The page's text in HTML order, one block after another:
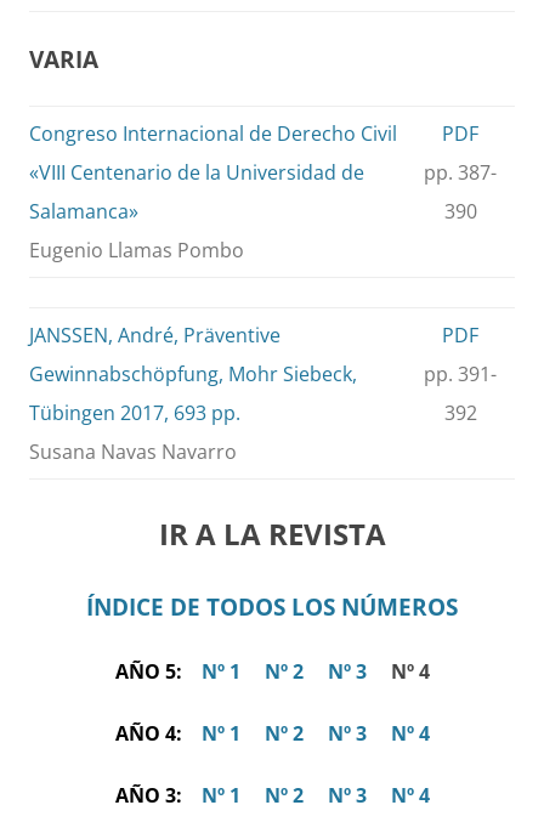
VARIA
Congreso Internacional de Derecho Civil
«VIII Centenario de la Universidad de
Salamanca»
Eugenio Llamas Pombo
PDF
pp. 387-
390
JANSSEN, André, Präventive
Gewinnabschöpfung, Mohr Siebeck,
Tübingen 2017, 693 pp.
Susana Navas Navarro
PDF
pp. 391-
392
IR A LA REVISTA
ÍNDICE DE TODOS LOS NÚMEROS
AÑO 5: Nº 1 Nº 2 Nº 3Nº 4
AÑO 4: Nº 1 Nº 2 Nº 3 Nº 4
AÑO 3: Nº 1 Nº 2 Nº 3 Nº 4